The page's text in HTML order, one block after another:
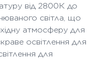
від 2800К до
світла, що
атмосферу для
освітлення для
для